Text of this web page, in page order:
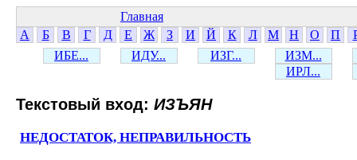
Главная
А
Б В Г Д Е Ж З И Й К Л М Н О П
ИБЕ...
ИДУ... ИЗГ...
ИЗМ...
ИРЛ...
Текстовый вход: ИЗЪЯН
НЕДОСТАТОК, НЕПРАВИЛЬНОСТЬ